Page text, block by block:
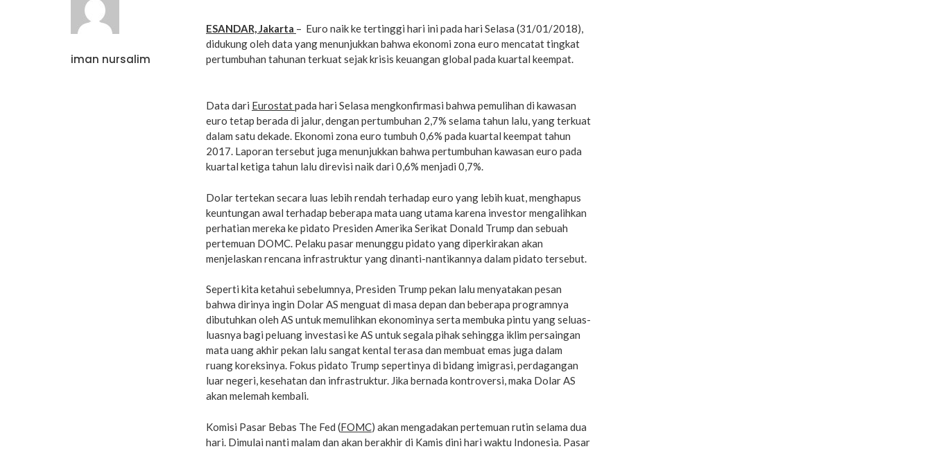
iman nursalim
ESANDAR, Jakarta – Euro naik ke tertinggi hari ini pada hari Selasa (31/01/2018),
didukung oleh data yang menunjukkan bahwa ekonomi zona euro mencatat tingkat
pertumbuhan tahunan terkuat sejak krisis keuangan global pada kuartal keempat.
Data dari Eurostatpada hari Selasa mengkonfirmasi bahwa pemulihan di kawasan
euro tetap berada di jalur, dengan pertumbuhan 2,7% selama tahun lalu, yang terkuat
dalam satu dekade. Ekonomi zona euro tumbuh 0,6% pada kuartal keempat tahun
2017. Laporan tersebut juga menunjukkan bahwa pertumbuhan kawasan euro pada
kuartal ketiga tahun lalu direvisi naik dari 0,6% menjadi 0,7%.
Dolar tertekan secara luas lebih rendah terhadap euro yang lebih kuat, menghapus
keuntungan awal terhadap beberapa mata uang utama karena investor mengalihkan
perhatian mereka ke pidato Presiden Amerika Serikat Donald Trump dan sebuah
pertemuan DOMC. Pelaku pasar menunggu pidato yang diperkirakan akan
menjelaskan rencana infrastruktur yang dinanti-nantikannya dalam pidato tersebut.
Seperti kita ketahui sebelumnya, Presiden Trump pekan lalu menyatakan pesan
bahwa dirinya ingin Dolar AS menguat di masa depan dan beberapa programnya
dibutuhkan oleh AS untuk memulihkan ekonominya serta membuka pintu yang seluas-
luasnya bagi peluang investasi ke AS untuk segala pihak sehingga iklim persaingan
mata uang akhir pekan lalu sangat kental terasa dan membuat emas juga dalam
ruang koreksinya. Fokus pidato Trump sepertinya di bidang imigrasi, perdagangan
luar negeri, kesehatan dan infrastruktur. Jika bernada kontroversi, maka Dolar AS
akan melemah kembali.
Komisi Pasar Bebas The Fed (FOMC) akan mengadakan pertemuan rutin selama dua
hari. Dimulai nanti malam dan akan berakhir di Kamis dini hari waktu Indonesia. Pasar